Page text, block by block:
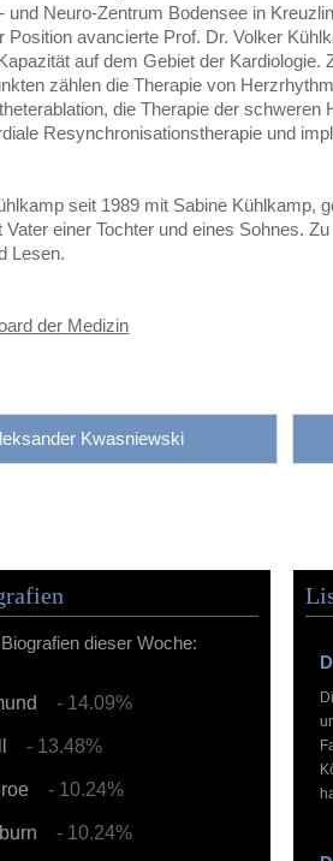
und Neuro-Zentrum Bodensee in
Position avancierte Prof. Dr. Volker
auf dem Gebiet der Kardiologie.
zählen die Therapie von
die Therapie der schweren
Resynchronisationstherapie und
seit 1989 mit Sabine Kühlkamp,
Vater einer Tochter und eines Sohnes.
Lesen.
der Medizin
Kwasniewski
dieser Woche:
- 14.09%
- 13.48%
- 10.24%
- 10.24%